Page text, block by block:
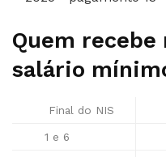
Quem recebe
salário
Final do NIS
1 e 6